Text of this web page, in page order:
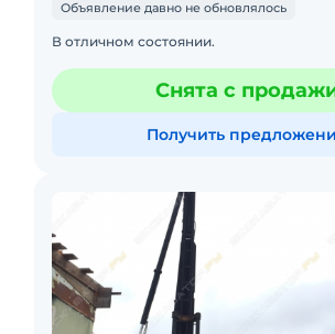
Объявление давно не обновлялось
В отличном состоянии.
Снята с
Получить